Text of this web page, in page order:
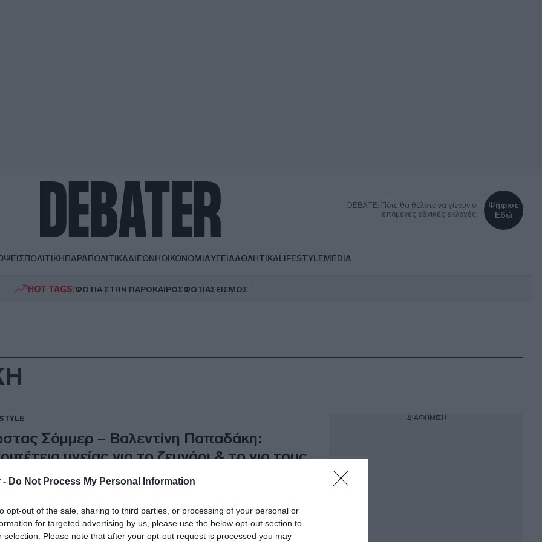
- Do Not Process My Personal Information
opt-out of the sale, sharing to third parties, or processing of your personal or
for targeted advertising by us, please use the below opt-out section to
selection. Please note that after your opt-out request is processed you may
DEBATE: Πότε θα θέλατε να γίνουν οι
επόμενες εθνικές εκλογές;
Ψήφισε
Εδώ
ΠΟΛΙΤΙΚΗΠΑΡΑΠΟΛΙΤΙΚΑΔΙΕΘΝΗΟΙΚΟΝΟΜΙΑΥΓΕΙΑΑΘΛΗΤΙΚΑLIFESTYLEMEDIA
HOT TAGS:ΦΩΤΙΑ ΣΤΗΝ ΠΑΡΟΚΑΙΡΟΣΦΩΤΙΑΣΕΙΣΜΟΣ
Σόμμερ – Βαλεντίνη Παπαδάκη:
υγείας για το ζευγάρι & το γιο τους
ο Κώστας και ο Ιάσονας ήμασταν με μυαλγίες, με τρέμουλο"
ΔΙΑΦΗΜΙΣΗ